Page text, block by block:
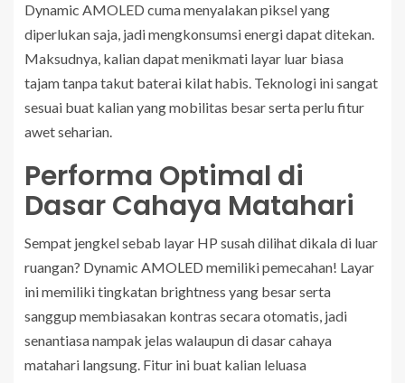
Dynamic AMOLED cuma menyalakan piksel yang
diperlukan saja, jadi mengkonsumsi energi dapat ditekan.
Maksudnya, kalian dapat menikmati layar luar biasa
tajam tanpa takut baterai kilat habis. Teknologi ini sangat
sesuai buat kalian yang mobilitas besar serta perlu fitur
awet seharian.
Performa Optimal di
Dasar Cahaya Matahari
Sempat jengkel sebab layar HP susah dilihat dikala di luar
ruangan? Dynamic AMOLED memiliki pemecahan! Layar
ini memiliki tingkatan brightness yang besar serta
sanggup membiasakan kontras secara otomatis, jadi
senantiasa nampak jelas walaupun di dasar cahaya
matahari langsung. Fitur ini buat kalian leluasa